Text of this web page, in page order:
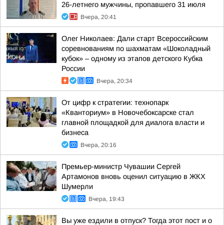
26-летнего мужчины, пропавшего 31 июля
Вчера, 20:41
Олег Николаев: Дали старт Всероссийским
соревнованиям по шахматам «Шоколадный
кубок» – одному из этапов детского Кубка
России
Вчера, 20:34
От цифр к стратегии: технопарк
«Кванториум» в Новочебоксарске стал
главной площадкой для диалога власти и
бизнеса
Вчера, 20:16
Премьер-министр Чувашии Сергей
Артамонов вновь оценил ситуацию в ЖКХ
Шумерли
Вчера, 19:43
Вы уже ездили в отпуск? Тогда этот пост и о